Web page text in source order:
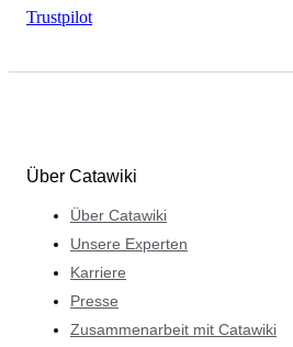
Trustpilot
Über Catawiki
Über Catawiki
Unsere Experten
Karriere
Presse
Zusammenarbeit mit Catawiki